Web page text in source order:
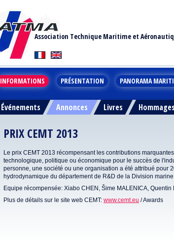
Association Technique Maritime et
INFORMATIONS PRÉSENTATION PANORAMA
Événements Annonces Livres Hommages
PRIX CEMT 2013
Le prix CEMT 2013 récompensant les contributions
technologique, politique ou économique pour le succès de
personne, une société ou une organisation a été attribué pour
hydrodynamique du département de R&D de la Division
Equipe récompensée: Xiabo CHEN, Šime MALENICA,
Plus de détails sur le site web CEMT: www.cemt.eu / Awards